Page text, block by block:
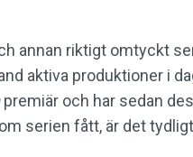
annan riktigt omtyckt
aktiva produktioner i
premiär och har sedan
serien fått, är det